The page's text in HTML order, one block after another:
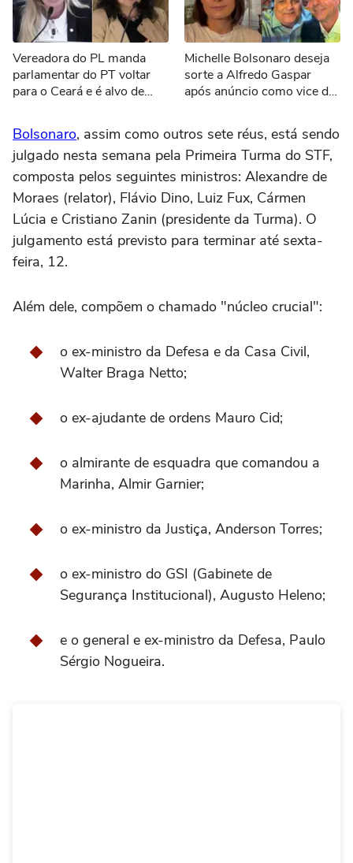
Vereadora do PL manda
parlamentar do PT voltar
para o Ceará e é alvo de
'Nasceu lá, mas vem encher
o saco aqui'
Michelle Bolsonaro deseja
sorte a Alfredo Gaspar
após anúncio como vice de
Bolsonaro, assim como outros sete réus, está sendo
julgado nesta semana pela Primeira Turma do STF,
composta pelos seguintes ministros: Alexandre de
Moraes (relator), Flávio Dino, Luiz Fux, Cármen
Lúcia e Cristiano Zanin (presidente da Turma). O
julgamento está previsto para terminar até sexta-
feira, 12.
Além dele, compõem o chamado "núcleo crucial":
o ex-ministro da Defesa e da Casa Civil,
Walter Braga Netto;
o ex-ajudante de ordens Mauro Cid;
o almirante de esquadra que comandou a
Marinha, Almir Garnier;
o ex-ministro da Justiça, Anderson Torres;
o ex-ministro do GSI (Gabinete de
Segurança Institucional), Augusto Heleno;
e o general e ex-ministro da Defesa, Paulo
Sérgio Nogueira.